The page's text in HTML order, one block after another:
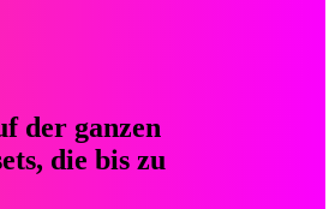
der ganzen
die bis zu